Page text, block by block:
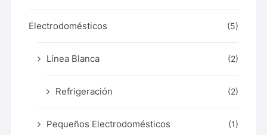
Electrodomésticos (5)
Línea Blanca (2)
Refrigeración (2)
Pequeños Electrodomésticos (1)